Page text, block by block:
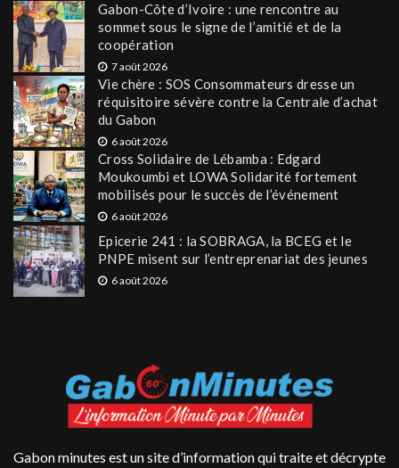
Gabon-Côte d’Ivoire : une rencontre au
sommet sous le signe de l’amitié et de la
coopération
7 août 2026
Vie chère : SOS Consommateurs dresse un
réquisitoire sévère contre la Centrale d’achat
du Gabon
6 août 2026
Cross Solidaire de Lébamba : Edgard
Moukoumbi et LOWA Solidarité fortement
mobilisés pour le succès de l’événement
6 août 2026
Epicerie 241 : la SOBRAGA, la BCEG et le
PNPE misent sur l’entreprenariat des jeunes
6 août 2026
Gabon minutes est un site d’information qui traite et décrypte